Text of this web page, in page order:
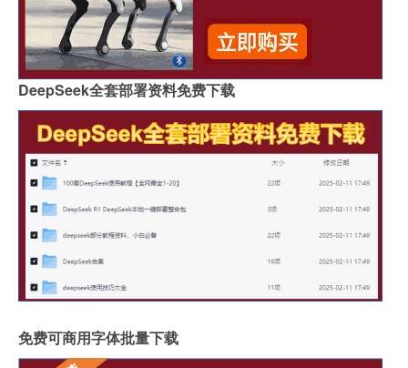
DeepSeek全套部署资料免费下载
免费可商用字体批量下载